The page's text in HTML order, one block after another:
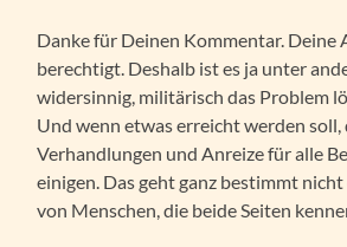
Danke für Deinen Kommentar. Deine
berechtigt. Deshalb ist es ja unter
widersinnig, militärisch das Problem
Und wenn etwas erreicht werden soll,
Verhandlungen und Anreize für alle
einigen. Das geht ganz bestimmt
von Menschen, die beide Seiten